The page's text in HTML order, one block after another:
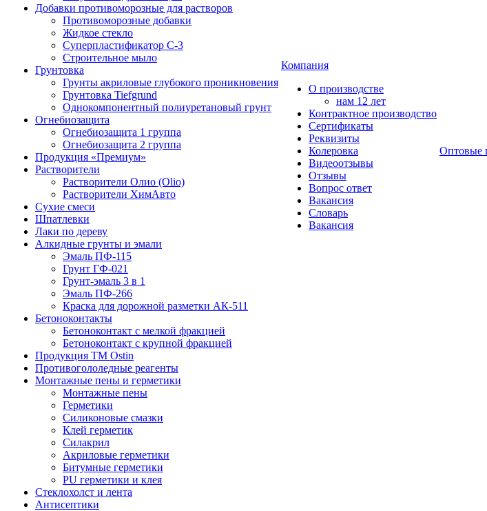
Добавки противоморозные для растворов
Противоморозные добавки
Жидкое стекло
Суперпластификатор С-3
Строительное мыло
Грунтовка
Грунты акриловые глубокого проникновения
Грунтовка Tiefgrund
Однокомпонентный полиуретановый грунт
Огнебиозащита
Огнебиозащита 1 группа
Огнебиозащита 2 группа
Продукция «Премиум»
Растворители
Растворители Олио (Olio)
Растворители ХимАвто
Сухие смеси
Шпатлевки
Лаки по дереву
Алкидные грунты и эмали
Эмаль ПФ-115
Грунт ГФ-021
Грунт-эмаль 3 в 1
Эмаль ПФ-266
Краска для дорожной разметки АК-511
Бетоноконтакты
Бетоноконтакт с мелкой фракцией
Бетоноконтакт с крупной фракцией
Продукция ТМ Ostin
Противогололедные реагенты
Монтажные пены и герметики
Монтажные пены
Герметики
Силиконовые смазки
Клей герметик
Силакрил
Акриловые герметики
Битумные герметики
PU герметики и клея
Стеклохолст и лента
Антисептики
Компания
О производстве
нам 12 лет
Контрактное производство
Сертификаты
Реквизиты
Колеровка
Видеоотзывы
Отзывы
Вопрос ответ
Вакансия
Словарь
Вакансия
Оптовые